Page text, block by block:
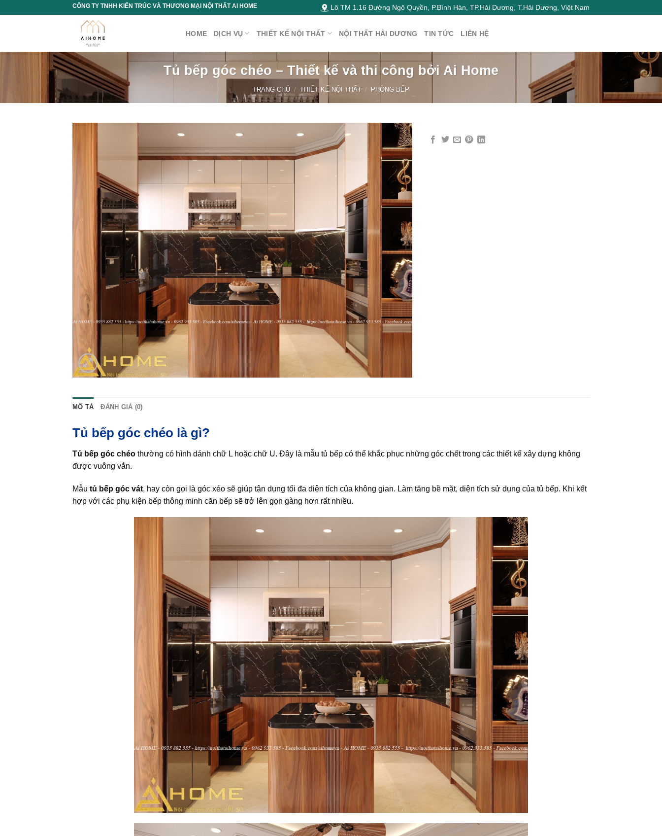
CÔNG TY TNHH KIẾN TRÚC VÀ THƯƠNG MẠI NỘI THẤT AI HOME Lô TM 1.16 Đường Ngô Quyền, P.Bình Hàn, TP.Hải Dương, T.Hải Dương, Việt Nam
HOME DỊCH VỤ THIẾT KẾ NỘI THẤT NỘI THẤT HẢI DƯƠNG TIN TỨC LIÊN HỆ
Tủ bếp góc chéo – Thiết kế và thi công bởi Ai Home
TRANG CHỦ / THIẾT KẾ NỘI THẤT / PHÒNG BẾP
MÔ TẢ ĐÁNH GIÁ (0)
Tủ bếp góc chéo là gì?
Tủ bếp góc chéo thường có hình dánh chữ L hoặc chữ U. Đây là mẫu tủ bếp có thể khắc phục những góc chết trong các thiết kế xây dựng không
được vuông vắn.
Mẫu tủ bếp góc vát, hay còn gọi là góc xéo sẽ giúp tận dụng tối đa diện tích của không gian. Làm tăng bề mặt, diện tích sử dụng của tủ bếp. Khi kết
hợp với các phụ kiện bếp thông minh căn bếp sẽ trở lên gọn gàng hơn rất nhiều.